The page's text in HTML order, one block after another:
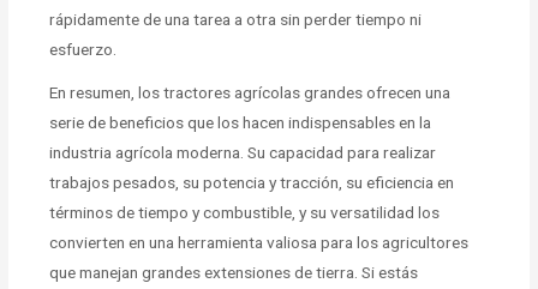
rápidamente de una tarea a otra sin perder tiempo ni
esfuerzo.
En resumen, los tractores agrícolas grandes ofrecen una
serie de beneficios que los hacen indispensables en la
industria agrícola moderna. Su capacidad para realizar
trabajos pesados, su potencia y tracción, su eficiencia en
términos de tiempo y combustible, y su versatilidad los
convierten en una herramienta valiosa para los agricultores
que manejan grandes extensiones de tierra. Si estás